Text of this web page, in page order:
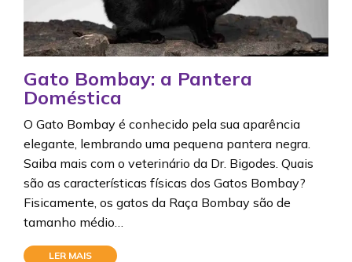
Gato Bombay: a Pantera
Doméstica
O Gato Bombay é conhecido pela sua aparência
elegante, lembrando uma pequena pantera negra.
Saiba mais com o veterinário da Dr. Bigodes. Quais
são as características físicas dos Gatos Bombay?
Fisicamente, os gatos da Raça Bombay são de
tamanho médio…
LER MAIS